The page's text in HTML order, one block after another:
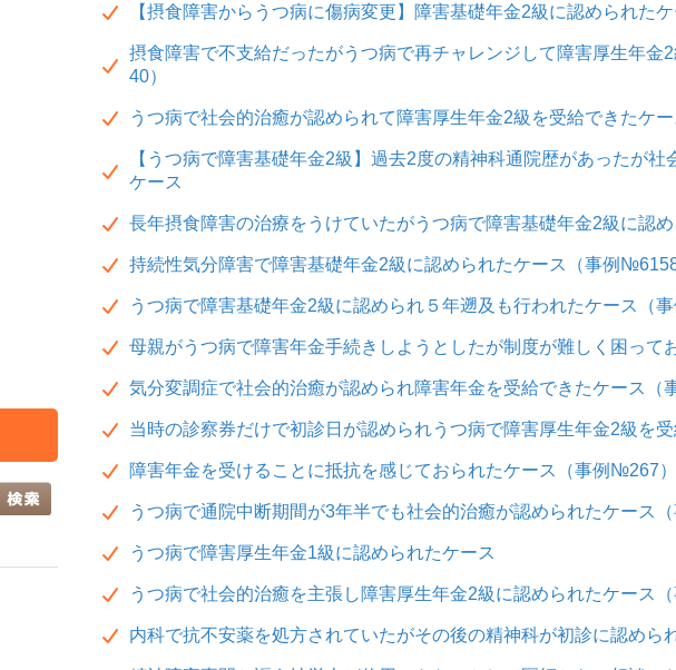
【摂食障害からうつ病に傷病変更】障害基礎年金2級に認められたケ
摂食障害で不支給だったがうつ病で再チャレンジして障害厚生年
40）
うつ病で社会的治癒が認められて障害厚生年金2級を受給できたケ
【うつ病で障害基礎年金2級】過去2度の精神科通院歴があったが
ケース
長年摂食障害の治療をうけていたがうつ病で障害基礎年金2級に認
持続性気分障害で障害基礎年金2級に認められたケース（事例№6158
うつ病で障害基礎年金2級に認められ５年遡及も行われたケース（
母親がうつ病で障害年金手続きしようとしたが制度が難しく困って
気分変調症で社会的治癒が認められ障害年金を受給できたケース（
当時の診察券だけで初診日が認められうつ病で障害厚生年金2級を
障害年金を受けることに抵抗を感じておられたケース（事例№267）
うつ病で通院中断期間が3年半でも社会的治癒が認められたケース
うつ病で障害厚生年金1級に認められたケース
うつ病で社会的治癒を主張し障害厚生年金2級に認められたケース
内科で抗不安薬を処方されていたがその後の精神科が初診に認めら